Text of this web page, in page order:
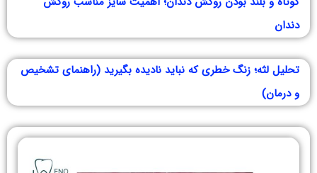
دندان
تحلیل لثه؛ زنگ خطری که نباید نادیده بگیرید (راهنمای تشخیص
و درمان)